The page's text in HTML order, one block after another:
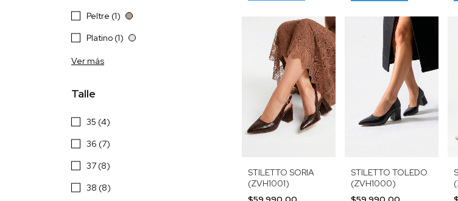
Peltre (1)
Platino (1)
Ver más
Talle
35 (4)
36 (7)
37 (8)
38 (8)
STILETTO SORIA
(ZVH1001)
STILETTO TOLEDO
(ZVH1000)